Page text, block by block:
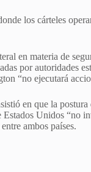
los cárteles
en materia de
por autoridades
“no ejecutará
en que la
Estados Unidos “no
ambos países.